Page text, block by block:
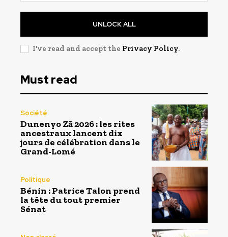
UNLOCK ALL
I've read and accept the Privacy Policy.
Must read
Société
Dunenyo Zā 2026 : les rites
ancestraux lancent dix
jours de célébration dans le
Grand-Lomé
Politique
Bénin : Patrice Talon prend
la tête du tout premier
Sénat